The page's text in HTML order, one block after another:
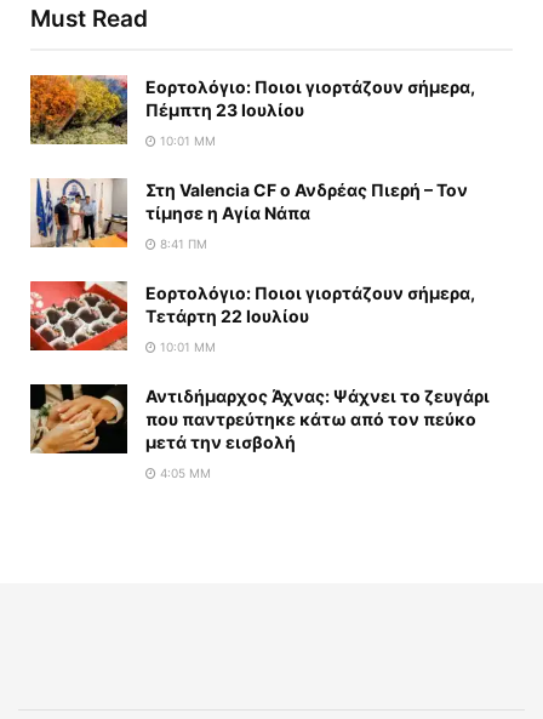
Must Read
Εορτολόγιο: Ποιοι γιορτάζουν σήμερα,
Πέμπτη 23 Ιουλίου
10:01 ΜΜ
Στη Valencia CF ο Ανδρέας Πιερή – Τον
τίμησε η Αγία Νάπα
8:41 ΠΜ
Εορτολόγιο: Ποιοι γιορτάζουν σήμερα,
Τετάρτη 22 Ιουλίου
10:01 ΜΜ
Αντιδήμαρχος Άχνας: Ψάχνει το ζευγάρι
που παντρεύτηκε κάτω από τον πεύκο
μετά την εισβολή
4:05 ΜΜ